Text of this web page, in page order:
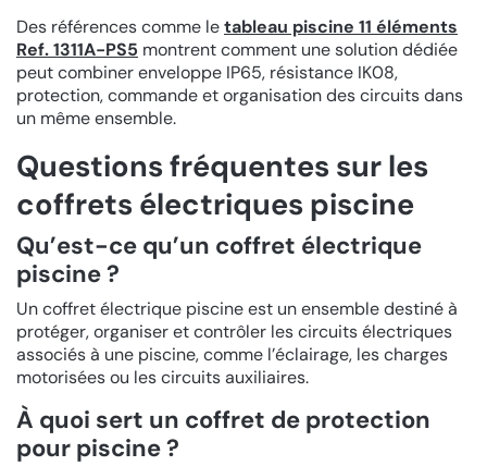
Des références comme letableau piscine 11 éléments
Ref. 1311A-PS5 montrent comment une solution dédiée
peut combiner enveloppe IP65, résistance IK08,
protection, commande et organisation des circuits dans
un même ensemble.
Questions fréquentes sur les
coffrets électriques piscine
Qu’est-ce qu’un coffret électrique
piscine ?
Un coffret électrique piscine est un ensemble destiné à
protéger, organiser et contrôler les circuits électriques
associés à une piscine, comme l’éclairage, les charges
motorisées ou les circuits auxiliaires.
À quoi sert un coffret de protection
pour piscine ?